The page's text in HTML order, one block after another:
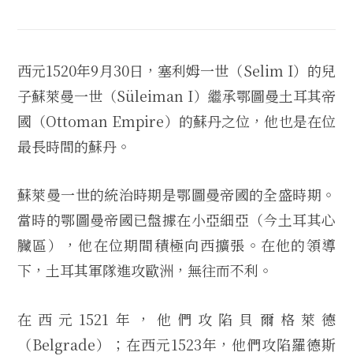
西元1520年9月30日，塞利姆一世（Selim I）的兒
子蘇萊曼一世（Süleiman I）繼承鄂圖曼土耳其帝
國（Ottoman Empire）的蘇丹之位，他也是在位
最長時間的蘇丹。
蘇萊曼一世的統治時期是鄂圖曼帝國的全盛時期。
當時的鄂圖曼帝國已盤據在小亞細亞（今土耳其心
臟區），他在位期間積極向西擴張。在他的領導
下，土耳其軍隊進攻歐洲，無往而不利。
在西元1521年，他們攻陷貝爾格萊德
（Belgrade）；在西元1523年，他們攻陷羅德斯